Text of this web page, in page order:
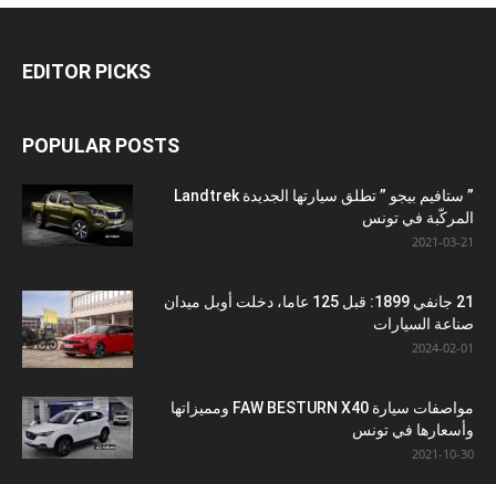
EDITOR PICKS
POPULAR POSTS
” ستافيم بيجو ” تطلق سيارتها الجديدة Landtrek
المركّبة في تونس
2021-03-21
21 جانفي 1899: قبل 125 عاما، دخلت أوبل ميدان
صناعة السيارات
2024-02-01
مواصفات سيارة FAW BESTURN X40 ومميزاتها
وأسعارها في تونس
2021-10-30